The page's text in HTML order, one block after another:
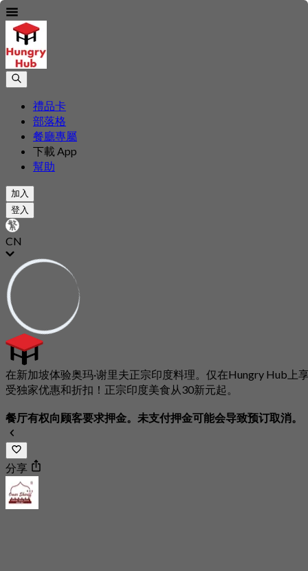
禮品卡
部落格
餐廳專屬
下載 App
幫助
加入
登入
CN
在新加坡体验奥玛·谢里夫正宗印度料理。仅在Hungry Hub上
受独家优惠和折扣！正宗印度美食从30新元起。
餐厅有权向顾客要求押金。未支付押金可能会导致预订取消。
分享